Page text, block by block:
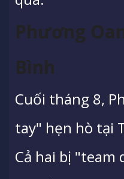
Phương
Bình
Cuối tháng 8,
tay" hẹn hò tại
Cả hai bị "team